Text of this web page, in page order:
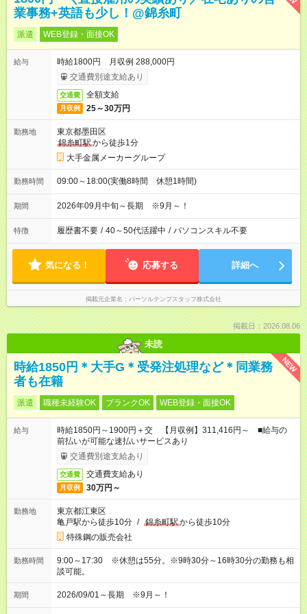
業事務+英語も少し！@錦糸町
派遣 WEB登録・面接OK
給与
時給1800円 月収例 288,000円
交通費別途支給あり
交通費 全額支給
月収例 25～30万円
勤務地
東京都墨田区
錦糸町駅から徒歩1分
大手金属メーカーグループ
勤務時間 09:00～18:00(実働8時間 休憩1時間)
期間 2026年09月中旬～長期 ※9月～！
特徴 履歴書不要 / 40～50代活躍中 / パソコンスキル不要
気になる！ 応募する 詳細へ
掲載元企業名 パーソルテンプスタッフ株式会社
掲載日：2026.08.06
未読
NEW
時給1850円＊大手G＊受発注処理など＊同業務
者も在籍
派遣 職種未経験OK ブランクOK WEB登録・面接OK
給与
時給1850円～1900円＋交 【月収例】311,416円～ ■給与の
前払いが可能な速払いサービスあり
交通費別途支給あり
交通費 交通費支給あり
月収例 30万円～
勤務地
東京都江東区
亀戸駅から徒歩10分 / 錦糸町駅から徒歩10分
特殊鋼の販売会社
勤務時間
9:00～17:30 ※休憩は55分。※9時30分～16時30分の勤務も相
談可能。
期間 2026/09/01～長期 ※9月～！